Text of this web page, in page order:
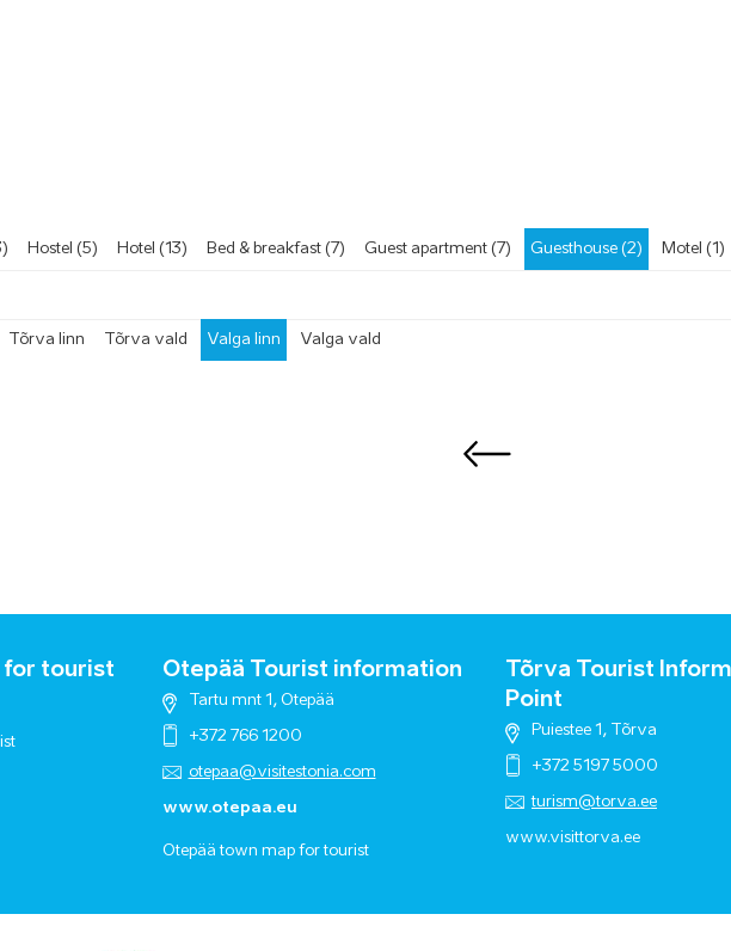
Hostel (5) Hotel (13) Bed & breakfast (7) Guest apartment (7) Guesthouse (2) Motel (1)
Tõrva linn Tõrva vald Valga linn Valga vald
for tourist Otepää Tourist information
Tartu mnt 1, Otepää
+372 766 1200
otepaa@visitestonia.com
www.otepaa.eu
Otepää town map for tourist
Tõrva Tourist
Point
Puiestee 1, Tõrva
+372 5197 5000
turism@torva.ee
www.visittorva.ee